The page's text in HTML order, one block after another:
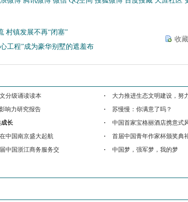
村镇发展不再“闭塞”
工程”成为豪华别墅的遮羞布
收藏
分级诵读读本
大力推进生态文明建设，努
响力研究报告
苏慢慢：你满意了吗？
长
中国首家宝格丽酒店携意式
中国南京盛大起航
首届中国青年作家杯颁奖典
中国浙江商务服务交
中国梦，强军梦，我的梦